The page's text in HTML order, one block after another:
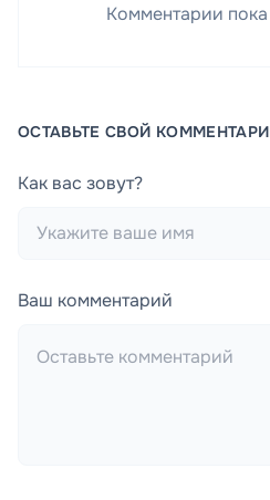
Комментарии пока
ОСТАВЬТЕ СВОЙ
Как вас зовут?
Ваш комментарий